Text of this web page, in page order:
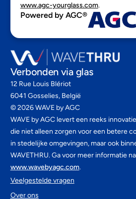
www.agc-yourglass.com.
Powered by AGC®
WAVE by AGC levert een reeks
die niet alleen zorgen voor een betere
in stedelijke omgevingen, maar ook
WAVETHRU. Ga voor meer informatie
www.wavebyagc.com.
Veelgestelde vragen
Over ons
Verbonden via glas
12 Rue Louis Blériot
6041 Gosselies, België
©2026WAVE by AGC